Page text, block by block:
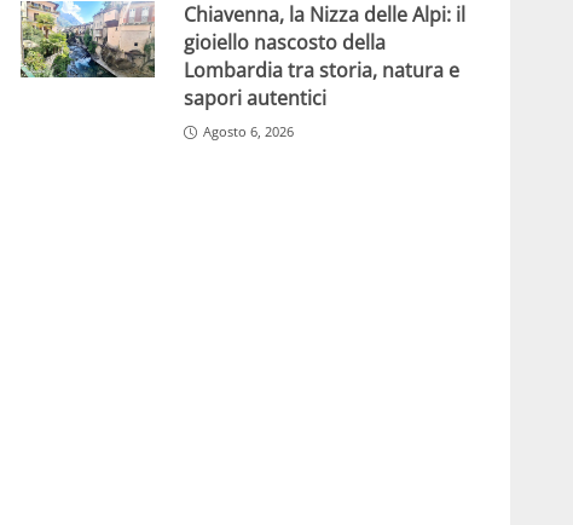
Chiavenna, la Nizza delle Alpi: il
gioiello nascosto della
Lombardia tra storia, natura e
sapori autentici
Agosto 6, 2026